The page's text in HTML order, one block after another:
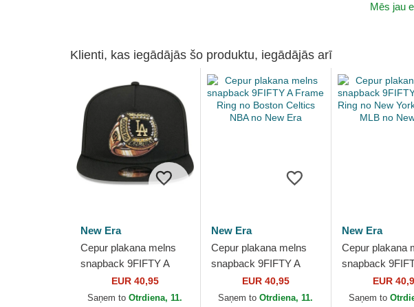
Mēs jau
Klienti, kas iegādājās šo produktu, iegādājās arī
New Era
Cepur plakana melns
snapback 9FIFTY A
Frame Ring no Los
Angeles Dodgers MLB
EUR 40,95
Saņem toOtrdiena, 11.
New Era
Cepur plakana melns
snapback 9FIFTY A
Frame Ring no Boston
Celtics NBA no New
EUR 40,95
Saņem toOtrdiena, 11.
New Era
Cepur plakana
snapback
Frame Ring no
York Yankees
EUR
Saņem to